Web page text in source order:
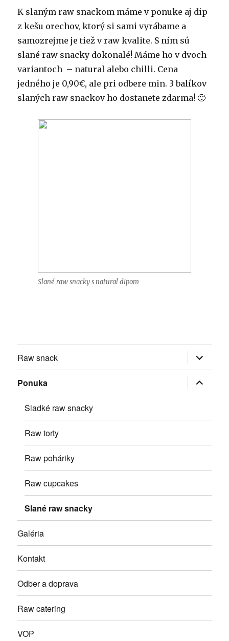
K slaným raw snackom máme v ponuke aj dip
z kešu orechov, ktorý si sami vyrábame a
samozrejme je tiež v raw kvalite. S ním sú
slané raw snacky dokonalé! Máme ho v dvoch
variantoch – natural alebo chilli. Cena
jedného je 0,90€, ale pri odbere min. 3 balíkov
slaných raw snackov ho dostanete zdarma! 🙂
Slané raw snacky s natural dipom
Raw snack rozbaliť
odvodené
menu
Ponuka
rozbaliť
odvodené
menu
Sladké raw snacky
Raw torty
Raw poháriky
Raw cupcakes
Slané raw snacky
Galéria
Kontakt
Odber a doprava
Raw catering
VOP